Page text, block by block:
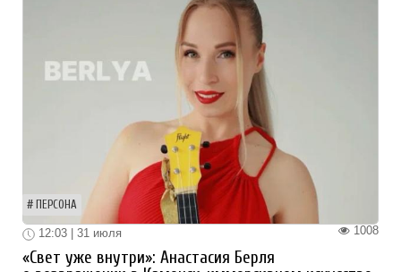
ПЕРСОНА
1008
12:03 | 31 июля
«Свет уже внутри»: Анастасия Берля